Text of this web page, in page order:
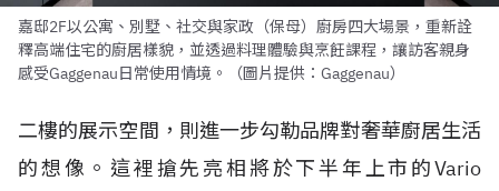
嘉邸2F以公寓、別墅、社交與家政（保母）廚房四大場景，重新詮
釋高端住宅的廚居樣貌，並透過料理體驗與烹飪課程，讓訪客親身
感受Gaggenau日常使用情境。（圖片提供：Gaggenau）
二樓的展示空間，則進一步勾勒品牌對奢華廚居生活
的想像。這裡搶先亮相將於下半年上市的Vario